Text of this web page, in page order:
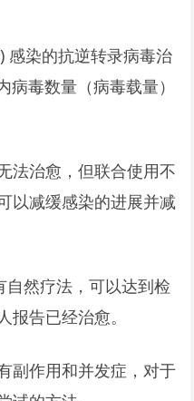
感染的抗逆转录病毒治
病毒数量（病毒载量）
法治愈，但联合使用不
以减缓感染的进展并减
然疗法，可以达到检
告已经治愈。
副作用和并发症，对于